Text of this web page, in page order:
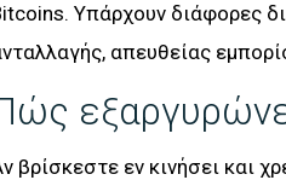
Υπάρχουν διάφορες
απευθείας
βρίσκεστε εν κινήσει και